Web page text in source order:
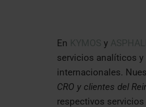
En y
servicios analíticos
internacionales.
CRO y clientes del
respectivos